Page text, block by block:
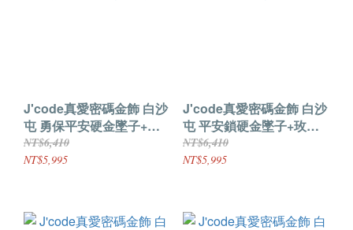
J'code真愛密碼金飾 白沙
屯 勇保平安硬金墜子+玫
瑰金色鋼項鍊-小
NT$6,410
NT$5,995
J'code真愛密碼金飾 白沙
屯 平安鎖硬金墜子+玫瑰
金色鋼項鍊-小
NT$6,410
NT$5,995